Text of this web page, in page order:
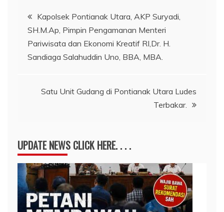
Navigasi
pos
Kapolsek Pontianak Utara, AKP Suryadi,
SH.M.Ap, Pimpin Pengamanan Menteri
Pariwisata dan Ekonomi Kreatif RI,Dr. H.
Sandiaga Salahuddin Uno, BBA, MBA.
Satu Unit Gudang di Pontianak Utara Ludes
Terbakar.
UPDATE NEWS CLICK HERE. . . .